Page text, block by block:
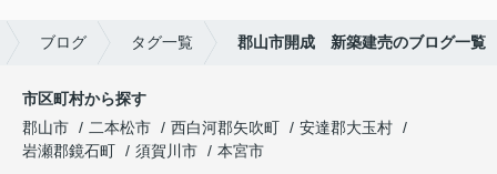
ブログ タグ一覧 郡山市開成 新築建売のブログ一覧
市区町村から探す
郡山市
二本松市 西白河郡矢吹町
安達郡大玉村
岩瀬郡鏡石町
須賀川市
本宮市